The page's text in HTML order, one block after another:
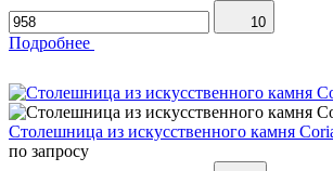
10
Подробнее
Столешница из искусственного камня
по запросу